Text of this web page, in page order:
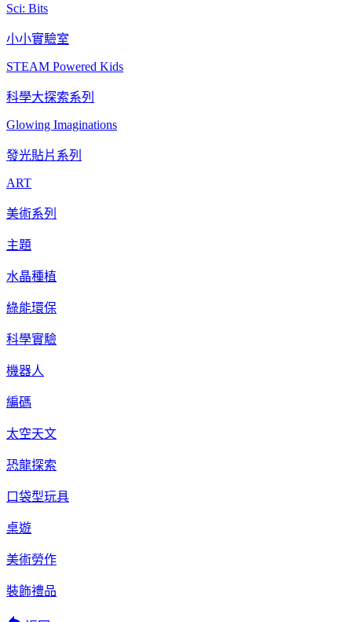
Sci: Bits
小小實驗室
STEAM Powered Kids
科學大探索系列
Glowing Imaginations
發光貼片系列
ART
美術系列
主題
水晶種植
綠能環保
科學實驗
機器人
編碼
太空天文
恐龍探索
口袋型玩具
桌遊
美術勞作
裝飾禮品